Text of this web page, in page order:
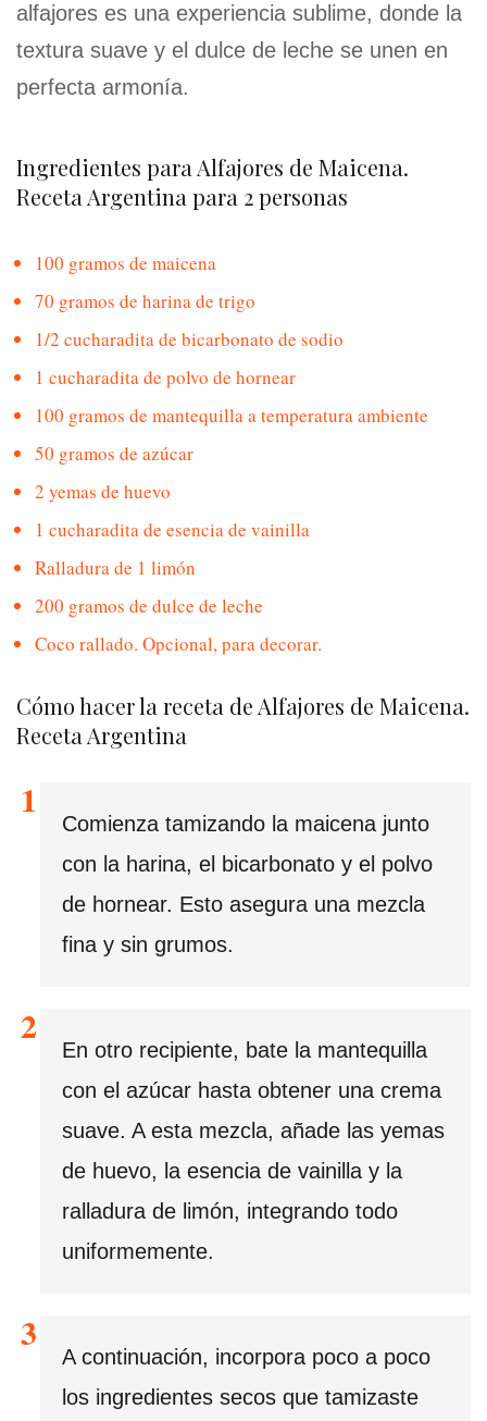
alfajores es una experiencia sublime, donde la
textura suave y el dulce de leche se unen en
perfecta armonía.
Ingredientes para Alfajores de Maicena.
Receta Argentina para 2 personas
100 gramos de maicena
70 gramos de harina de trigo
1/2 cucharadita de bicarbonato de sodio
1 cucharadita de polvo de hornear
100 gramos de mantequilla a temperatura ambiente
50 gramos de azúcar
2 yemas de huevo
1 cucharadita de esencia de vainilla
Ralladura de 1 limón
200 gramos de dulce de leche
Coco rallado. Opcional, para decorar.
Cómo hacer la receta de Alfajores de Maicena.
Receta Argentina
Comienza tamizando la maicena junto
con la harina, el bicarbonato y el polvo
de hornear. Esto asegura una mezcla
fina y sin grumos.
En otro recipiente, bate la mantequilla
con el azúcar hasta obtener una crema
suave. A esta mezcla, añade las yemas
de huevo, la esencia de vainilla y la
ralladura de limón, integrando todo
uniformemente.
A continuación, incorpora poco a poco
los ingredientes secos que tamizaste